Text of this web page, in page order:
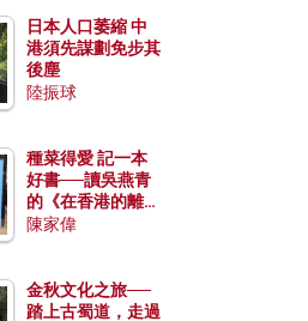
日本人口萎縮 中
港須先謀劃免步其
後塵
陸振球
種菜得愛 記一本
好書──讀吳燕青
的《在香港的離島
種菜》
陳家偉
金秋文化之旅──
踏上古蜀道，走過